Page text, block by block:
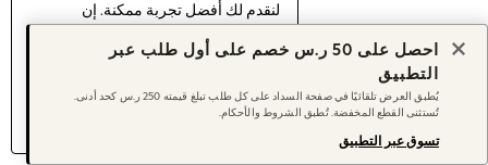
لنقدم لك أفضل تجربة ممكنة. إن
موافقتك على استخدامنا لملفات تعريف
اكتشف المزيد عن إدارة إعدادات ملفات
تعريف الارتباط (الكوكيز).
Women's Holiday Shop
Women's Travel Styles
Dresses
Occasionwear
Linen Collection
Tops & T-Shirts
احصل على 50 ر.س خصم على أول طلب عبر
التطبيق
يُطبق العرض تلقائيًا في صفحة السداد على كل طلب تبلغ قيمته 250 ر.س كحد أدنى.
تُستثنى القطع المخفضة. تُطبق الشروط والأحكام.
تسوق عبر التطبيق